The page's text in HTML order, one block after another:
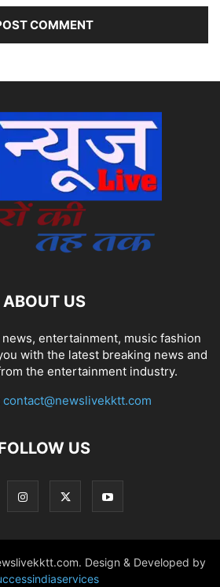
ABOUT US
entertainment, music fashion
with the latest breaking news and
the entertainment industry.
contact@newslivekktt.com
US
Design & Developed by